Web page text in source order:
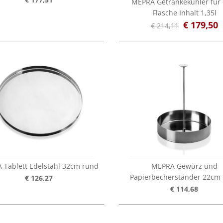
Flasche Inhalt 1,35l
€ 214,11 € 179,50
Tablett Edelstahl 32cm rund
€ 126,27
MEPRA Gewürz und
Papierbecherständer
€ 114,68